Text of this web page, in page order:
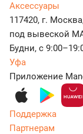
Аксессуары
117420, г.
под вывеской
Будни, с
Уфа
Приложение
Поддержка
Партнерам